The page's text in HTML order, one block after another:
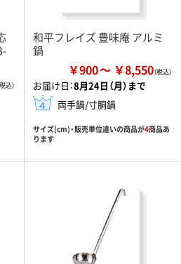
和平フレイズ 豊味庵 アルミ
鍋
￥900 ￥8,550
お届け日：8月24日（月）まで
両手鍋/寸胴鍋
サイズ(cm)・販売単位違いの商品が4商品あ
ります